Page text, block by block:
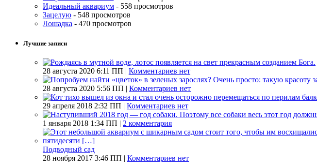
Идеальный аквариум - 558 просмотров
Зацелую - 548 просмотров
Лошадка - 470 просмотров
Лучшие записи
28 августа 2020 6:11 ПП | Комментариев нет
28 августа 2020 5:56 ПП | Комментариев нет
29 апреля 2018 2:32 ПП | Комментариев нет
1 января 2018 1:34 ПП | 2 комментария
Подводный сад
28 ноября 2017 3:46 ПП | Комментариев нет